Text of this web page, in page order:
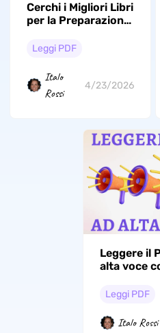
Cerchi i Migliori Libri
per la Preparazione
Scoprili Ora!
Leggi PDF
Italo
Rossi
4/23/2026
Leggere il
alta voce
Leggi PDF
Italo Rossi